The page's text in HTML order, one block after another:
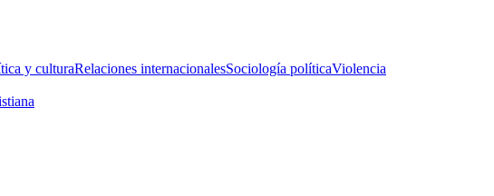
y culturaRelaciones internacionalesSociología políticaViolencia